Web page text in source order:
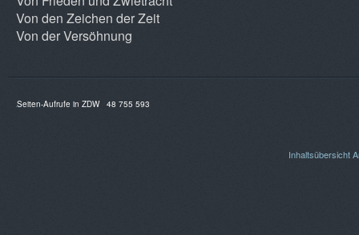
Von den Zeichen der Zeit
Von der Versöhnung
Seiten-Aufrufe in ZDW 48 755 593
Inhaltsübersicht